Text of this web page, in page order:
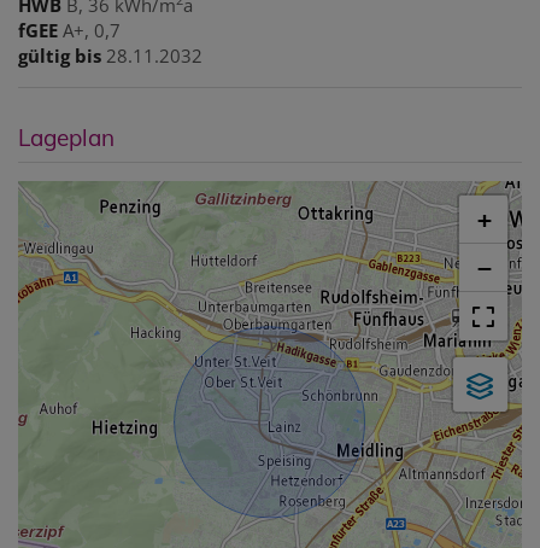
fGEE A+, 0,7
gültig bis 28.11.2032
Lageplan
+
−